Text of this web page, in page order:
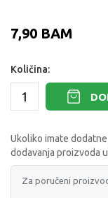
7,90 BAM
Količina:
Ukoliko imate
dodavanja proizvoda